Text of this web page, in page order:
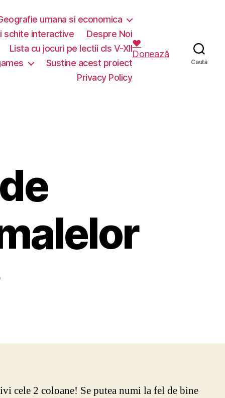
umana si economica
schite interactive
Despre Noi
Lista cu jocuri pe lectii cls V-XII
Sustine acest proiect
Privacy Policy
❤️
Donează
Caută
cele 2 coloane! Se putea numi la fel de bine